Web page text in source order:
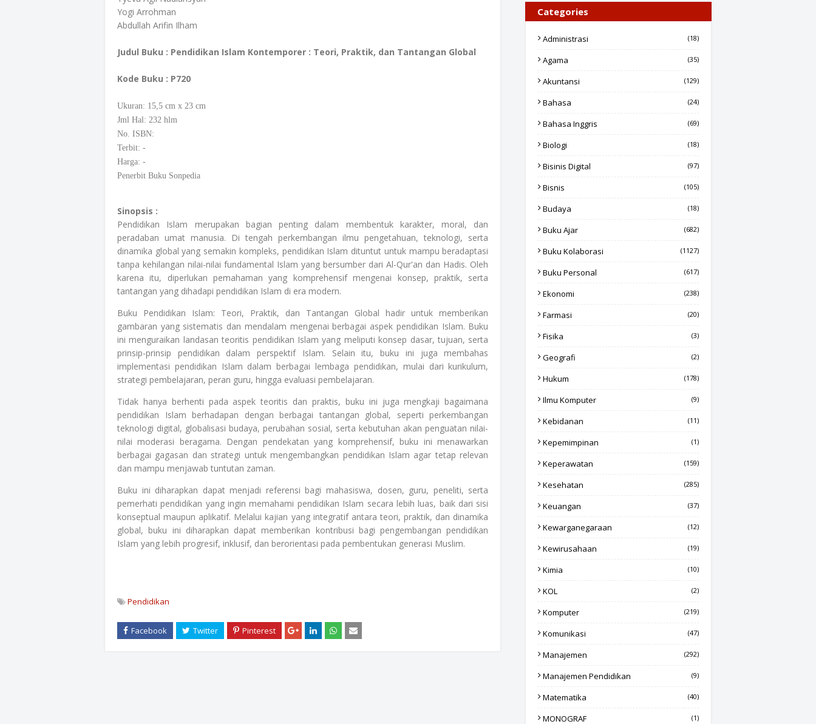
Yogi Arrohman
Abdullah Arifin Ilham
Judul Buku : Pendidikan Islam Kontemporer : Teori, Praktik, dan Tantangan Global
Kode Buku : P720
Ukuran: 15,5 cm x 23 cm
Jml Hal: 232 hlm
No. ISBN:
Terbit: -
Harga: -
Penerbit Buku Sonpedia
Sinopsis :
Pendidikan Islam merupakan bagian penting dalam membentuk karakter, moral, dan
peradaban umat manusia. Di tengah perkembangan ilmu pengetahuan, teknologi, serta
dinamika global yang semakin kompleks, pendidikan Islam dituntut untuk mampu beradaptasi
tanpa kehilangan nilai-nilai fundamental Islam yang bersumber dari Al-Qur'an dan Hadis. Oleh
karena itu, diperlukan pemahaman yang komprehensif mengenai konsep, praktik, serta
tantangan yang dihadapi pendidikan Islam di era modern.
Buku Pendidikan Islam: Teori, Praktik, dan Tantangan Global hadir untuk memberikan
gambaran yang sistematis dan mendalam mengenai berbagai aspek pendidikan Islam. Buku
ini menguraikan landasan teoritis pendidikan Islam yang meliputi konsep dasar, tujuan, serta
prinsip-prinsip pendidikan dalam perspektif Islam. Selain itu, buku ini juga membahas
implementasi pendidikan Islam dalam berbagai lembaga pendidikan, mulai dari kurikulum,
strategi pembelajaran, peran guru, hingga evaluasi pembelajaran.
Tidak hanya berhenti pada aspek teoritis dan praktis, buku ini juga mengkaji bagaimana
pendidikan Islam berhadapan dengan berbagai tantangan global, seperti perkembangan
teknologi digital, globalisasi budaya, perubahan sosial, serta kebutuhan akan penguatan nilai-
nilai moderasi beragama. Dengan pendekatan yang komprehensif, buku ini menawarkan
berbagai gagasan dan strategi untuk mengembangkan pendidikan Islam agar tetap relevan
dan mampu menjawab tuntutan zaman.
Buku ini diharapkan dapat menjadi referensi bagi mahasiswa, dosen, guru, peneliti, serta
pemerhati pendidikan yang ingin memahami pendidikan Islam secara lebih luas, baik dari sisi
konseptual maupun aplikatif. Melalui kajian yang integratif antara teori, praktik, dan dinamika
global, buku ini diharapkan dapat memberikan kontribusi bagi pengembangan pendidikan
Islam yang lebih progresif, inklusif, dan berorientasi pada pembentukan generasi Muslim.
Pendidikan
Categories
Administrasi (18)
Agama (35)
Akuntansi (129)
Bahasa (24)
Bahasa Inggris (69)
Biologi (18)
Bisinis Digital (97)
Bisnis (105)
Budaya (18)
Buku Ajar (682)
Buku Kolaborasi (1127)
Buku Personal (617)
Ekonomi (238)
Farmasi (20)
Fisika (3)
Geografi (2)
Hukum (178)
Ilmu Komputer (9)
Kebidanan (11)
Kepemimpinan (1)
Keperawatan (159)
Kesehatan (285)
Keuangan (37)
Kewarganegaraan (12)
Kewirusahaan (19)
Kimia (10)
KOL (2)
Komputer (219)
Komunikasi (47)
Manajemen (292)
Manajemen Pendidikan (9)
Matematika (40)
MONOGRAF (1)